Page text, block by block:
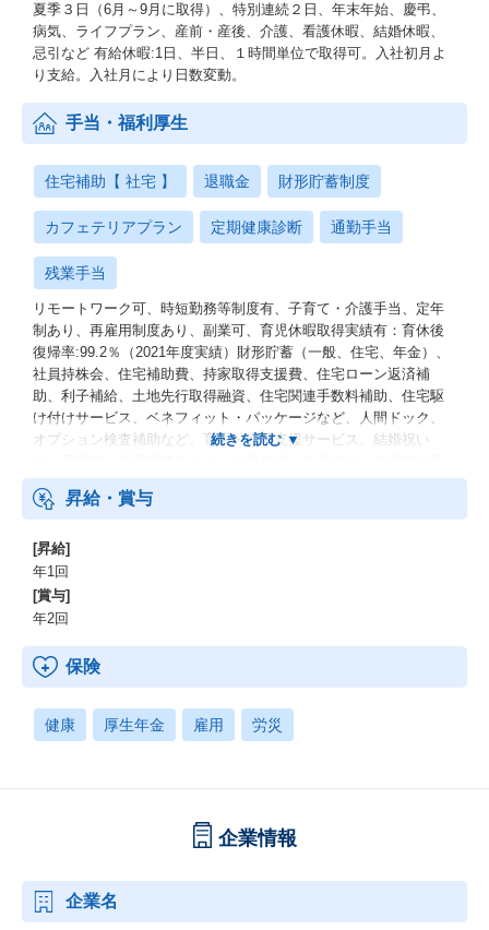
夏季３日（6月～9月に取得）、特別連続２日、年末年始、慶弔、
病気、ライフプラン、産前・産後、介護、看護休暇、結婚休暇、
忌引など 有給休暇:1日、半日、１時間単位で取得可。入社初月よ
り支給。入社月により日数変動。
手当・福利厚生
住宅補助【 社宅 】 退職金 財形貯蓄制度
カフェテリアプラン 定期健康診断 通勤手当
残業手当
リモートワーク可、時短勤務等制度有、子育て・介護手当、定年
制あり、再雇用制度あり、副業可、育児休暇取得実績有：育休後
復帰率:99.2％（2021年度実績）財形貯蓄（一般、住宅、年金）、
社員持株会、住宅補助費、持家取得支援費、住宅ローン返済補
助、利子補給、土地先行取得融資、住宅関連手数料補助、住宅駆
け付けサービス、ベネフィット・パッケージなど、人間ドック、
オプション検査補助など、育児・介護支援サービス、結婚祝い
金、確定拠出年金）、電気通信共済会(個人年金、遺児育英基金)
昇給・賞与
[昇給]
年1回
[賞与]
年2回
保険
健康 厚生年金 雇用 労災
企業情報
企業名